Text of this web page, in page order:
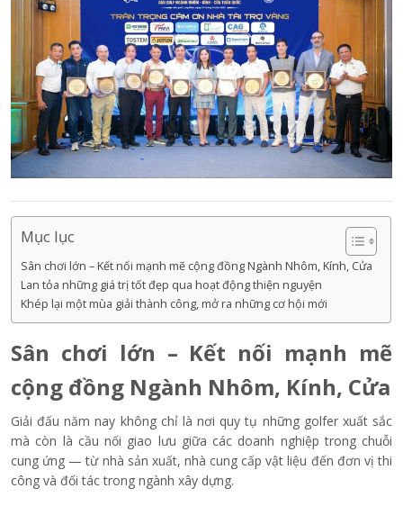
Mục lục
Sân chơi lớn – Kết nối mạnh mẽ cộng đồng Ngành Nhôm, Kính, Cửa
Lan tỏa những giá trị tốt đẹp qua hoạt động thiện nguyện
Khép lại một mùa giải thành công, mở ra những cơ hội mới
Sân chơi lớn – Kết nối mạnh mẽ
cộng đồng Ngành Nhôm, Kính, Cửa
Giải đấu năm nay không chỉ là nơi quy tụ những golfer xuất sắc
mà còn là cầu nối giao lưu giữa các doanh nghiệp trong chuỗi
cung ứng — từ nhà sản xuất, nhà cung cấp vật liệu đến đơn vị thi
công và đối tác trong ngành xây dựng.